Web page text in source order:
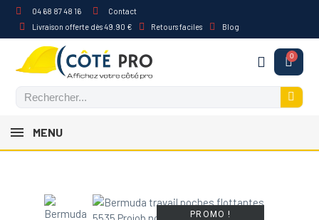
04 68 87 48 16
Contact
Livraison offerte dès 49.90 €
Retours faciles Blog
MENU
PROMO !